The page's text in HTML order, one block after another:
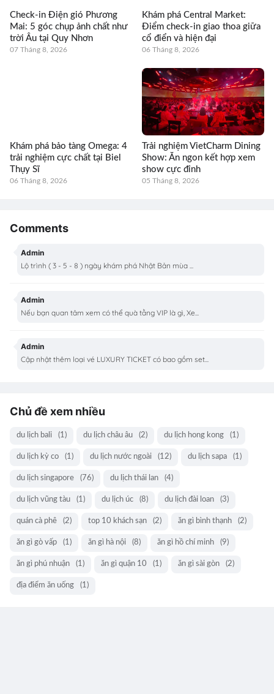
Check-in Điện gió Phương
Mai: 5 góc chụp ảnh chất như
trời Âu tại Quy Nhơn
07 Tháng 8, 2026
Khám phá Central Market:
Điểm check-in giao thoa giữa
cổ điển và hiện đại
06 Tháng 8, 2026
Khám phá bảo tàng Omega: 4
trải nghiệm cực chất tại Biel
Thụy Sĩ
06 Tháng 8, 2026
Trải nghiệm VietCharm Dining
Show: Ăn ngon kết hợp xem
show cực đỉnh
05 Tháng 8, 2026
Comments
Admin
Lộ trình ( 3 - 5 - 8 ) ngày khám phá Nhật Bản mùa ...
Admin
Nếu bạn quan tâm xem có thể quà tằng VIP là gì, Xe...
Admin
Cập nhật thêm loại vé LUXURY TICKET có bao gồm set...
Chủ đề xem nhiều
du lịch bali (1) du lịch châu âu (2) du lịch hong kong (1)
du lịch kỳ co (1) du lịch nước ngoài (12) du lịch sapa (1)
du lịch singapore (76) du lịch thái lan (4)
du lịch vũng tàu (1) du lịch úc (8) du lịch đài loan (3)
quán cà phê (2) top 10 khách sạn (2) ăn gì bình thạnh (2)
ăn gì gò vấp (1) ăn gì hà nội (8) ăn gì hồ chí minh (9)
ăn gì phú nhuận (1) ăn gì quận 10 (1) ăn gì sài gòn (2)
địa điểm ăn uống (1)